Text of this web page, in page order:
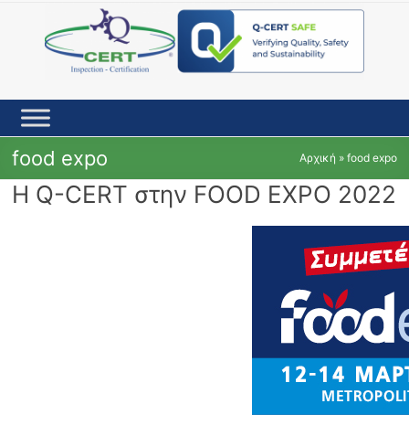
content
food expo Αρχική » food expo
Η Q-CERT στην FOOD EXPO 2022